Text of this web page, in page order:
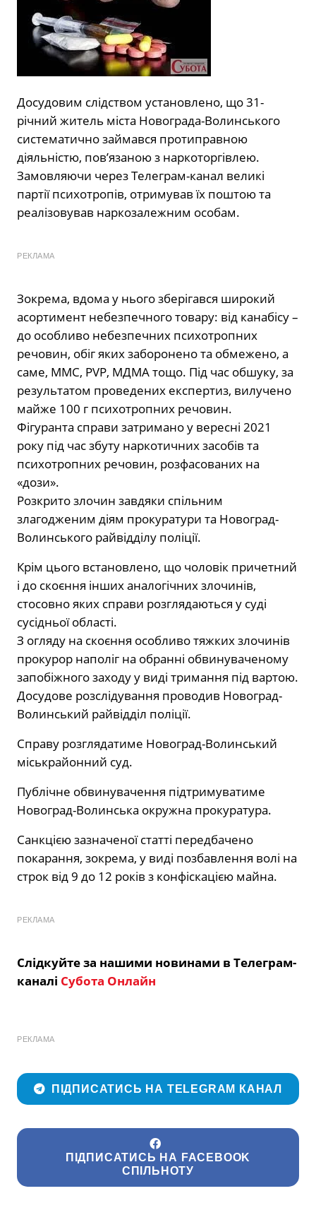
Досудовим слідством установлено, що 31-
річний житель міста Новограда-Волинського
систематично займався протиправною
діяльністю, пов’язаною з наркоторгівлею.
Замовляючи через Телеграм-канал великі
партії психотропів, отримував їх поштою та
реалізовував наркозалежним особам.
РЕКЛАМА
Зокрема, вдома у нього зберігався широкий
асортимент небезпечного товару: від канабісу –
до особливо небезпечних психотропних
речовин, обіг яких заборонено та обмежено, а
саме, ММС, PVP, МДМА тощо. Під час обшуку, за
результатом проведених експертиз, вилучено
майже 100 г психотропних речовин.
Фігуранта справи затримано у вересні 2021
року під час збуту наркотичних засобів та
психотропних речовин, розфасованих на
«дози».
Розкрито злочин завдяки спільним
злагодженим діям прокуратури та Новоград-
Волинського райвідділу поліції.
Крім цього встановлено, що чоловік причетний
і до скоєння інших аналогічних злочинів,
стосовно яких справи розглядаються у суді
сусідньої області.
З огляду на скоєння особливо тяжких злочинів
прокурор наполіг на обранні обвинуваченому
запобіжного заходу у виді тримання під вартою.
Досудове розслідування проводив Новоград-
Волинський райвідділ поліції.
Справу розглядатиме Новоград-Волинський
міськрайонний суд.
Публічне обвинувачення підтримуватиме
Новоград-Волинська окружна прокуратура.
Санкцією зазначеної статті передбачено
покарання, зокрема, у виді позбавлення волі на
строк від 9 до 12 років з конфіскацією майна.
РЕКЛАМА
Слідкуйте за нашими новинами в Телеграм-
каналі Субота Онлайн
РЕКЛАМА
ПІДПИСАТИСЬ НА TELEGRAM КАНАЛ
ПІДПИСАТИСЬ НА FACEBOOK
СПІЛЬНОТУ